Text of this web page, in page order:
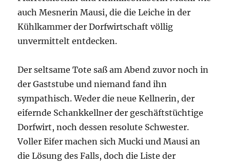
auch Mesnerin Mausi, die die Leiche in der
Kühlkammer der Dorfwirtschaft völlig
unvermittelt entdecken.
Der seltsame Tote saß am Abend zuvor noch in
der Gaststube und niemand fand ihn
sympathisch. Weder die neue Kellnerin, der
eifernde Schankkellner der geschäftstüchtige
Dorfwirt, noch dessen resolute Schwester.
Voller Eifer machen sich Mucki und Mausi an
die Lösung des Falls, doch die Liste der